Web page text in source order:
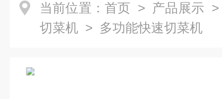
当前位置： 首页 > 产品展示
切菜机 > 多功能快速切菜机